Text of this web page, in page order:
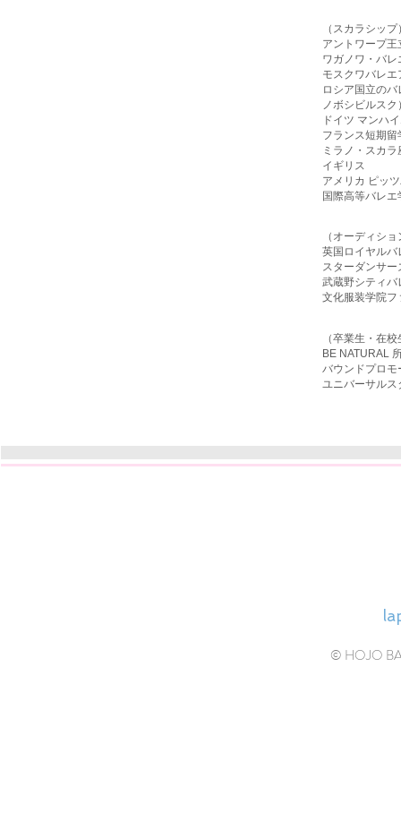
（スカラシップ
アントワープ
ワガノワ・バ
モスクワバレ
ロシア国立のバ
ノボシビルス
ドイツ マンハ
フランス短期
ミラノ・スカ
イギリス
アメリカ ピッ
国際高等バレ
（オーディシ
英国ロイヤルバ
スターダンサ
武蔵野シティバ
文化服装学院フ
（卒業生・在
BE NATURAL
バウンドプロモ
ユニバーサルス
© HOJO